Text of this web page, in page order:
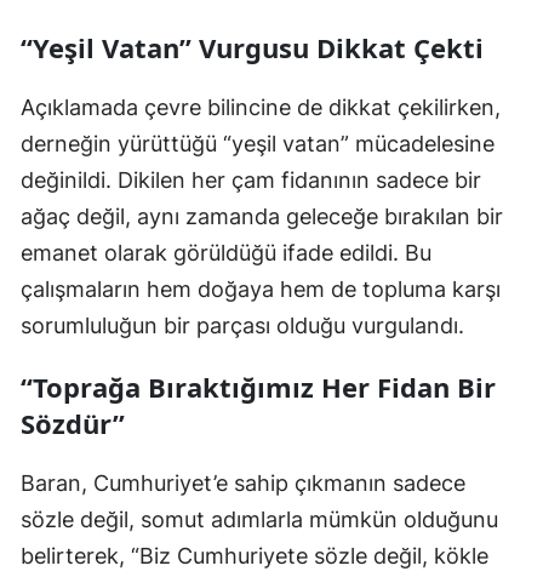
“Yeşil Vatan” Vurgusu Dikkat Çekti
Açıklamada çevre bilincine de dikkat çekilirken,
derneğin yürüttüğü “yeşil vatan” mücadelesine
değinildi. Dikilen her çam fidanının sadece bir
ağaç değil, aynı zamanda geleceğe bırakılan bir
emanet olarak görüldüğü ifade edildi. Bu
çalışmaların hem doğaya hem de topluma karşı
sorumluluğun bir parçası olduğu vurgulandı.
“Toprağa Bıraktığımız Her Fidan Bir
Sözdür”
Baran, Cumhuriyet’e sahip çıkmanın sadece
sözle değil, somut adımlarla mümkün olduğunu
belirterek, “Biz Cumhuriyete sözle değil, kökle